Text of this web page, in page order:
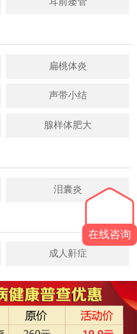
扁桃体炎
声带小结
腺样体肥大
泪囊炎
成人鼾症
在线咨询